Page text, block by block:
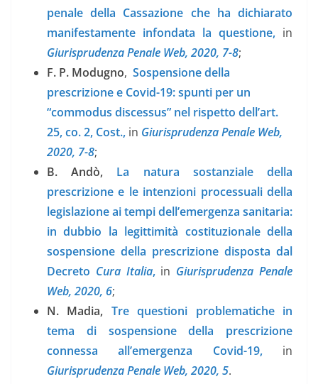
penale della Cassazione che ha dichiarato
manifestamente infondata la questione, in
Giurisprudenza Penale Web, 2020, 7-8;
F. P. Modugno, Sospensione della
prescrizione e Covid-19: spunti per un
“commodus discessus” nel rispetto dell’art.
25, co. 2, Cost., in Giurisprudenza Penale Web,
2020, 7-8;
B. Andò, La natura sostanziale della
prescrizione e le intenzioni processuali della
legislazione ai tempi dell’emergenza sanitaria:
in dubbio la legittimità costituzionale della
sospensione della prescrizione disposta dal
Decreto Cura Italia,in Giurisprudenza Penale
Web, 2020, 6;
N. Madia, Tre questioni problematiche in
tema di sospensione della prescrizione
connessa all’emergenza Covid-19,in
Giurisprudenza Penale Web, 2020, 5.